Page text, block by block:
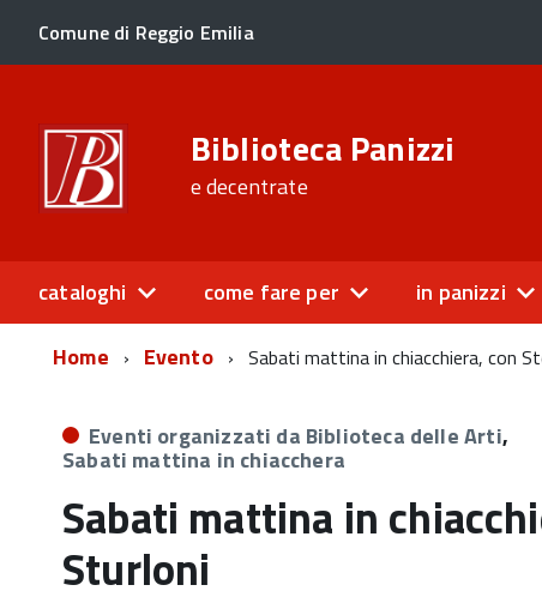
Comune di Reggio Emilia
Biblioteca Panizzi
e decentrate
cataloghi come fare per in panizzi
Home
Evento Sabati mattina in chiacchiera, con
Eventi organizzati da Biblioteca delle Arti,
Sabati mattina in chiacchera
Sabati mattina in
Sturloni